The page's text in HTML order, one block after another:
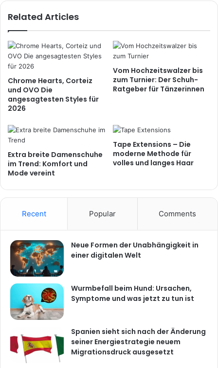
Related Articles
Chrome Hearts, Corteiz
und OVO Die
angesagtesten Styles für
2026
Vom Hochzeitswalzer bis
zum Turnier: Der Schuh-
Ratgeber für Tänzerinnen
Extra breite Damenschuhe
im Trend: Komfort und
Mode vereint
Tape Extensions – Die
moderne Methode für
volles und langes Haar
Recent Popular Comments
Neue Formen der Unabhängigkeit in
einer digitalen Welt
Wurmbefall beim Hund: Ursachen,
Symptome und was jetzt zu tun ist
Spanien sieht sich nach der Änderung
seiner Energiestrategie neuem
Migrationsdruck ausgesetzt